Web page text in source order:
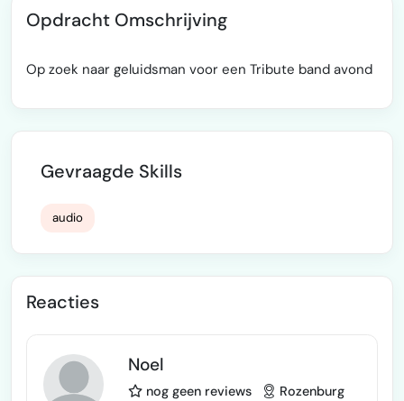
Opdracht Omschrijving
Op zoek naar geluidsman voor een Tribute band avond
Gevraagde Skills
audio
Reacties
Noel
nog geen reviews Rozenburg